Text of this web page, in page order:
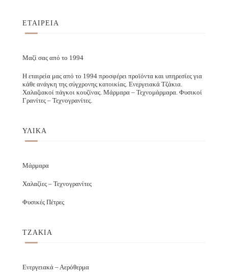
ΕΤΑΙΡΕΙΑ
Μαζί σας από το 1994
Η εταιρεία μας από το 1994 προσφέρει προϊόντα και υπηρεσίες για
κάθε ανάγκη της σύγχρονης κατοικίας. Ενεργειακά Τζάκια.
Χαλαζιακοί πάγκοι κουζίνας. Μάρμαρα – Τεχνομάρμαρα. Φυσικοί
Γρανίτες – Τεχνογρανίτες.
ΥΛΙΚΑ
Μάρμαρα
Χαλαζίες – Τεχνογρανίτες
Φυσικές Πέτρες
ΤΖΑΚΙΑ
Ενεργειακά – Αερόθερμα